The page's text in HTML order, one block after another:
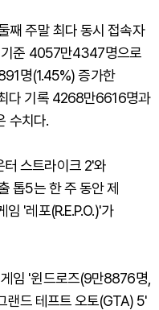
째 주말 최다 동시 접속자
기준 4057만4347명으로
명(1.45%) 증가한
다 기록 4268만6616명과
수치다.
터 스트라이크 2'와
톱5는 한 주 동안 제
'레포(R.E.P.O.)'가
임 '윈드로즈(9만8876명,
랜드 테프트 오토(GTA) 5'